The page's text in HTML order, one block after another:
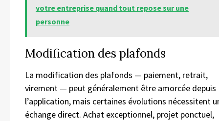
votre entreprise quand tout repose sur une
personne
Modification des plafonds
La modification des plafonds — paiement, retrait,
virement — peut généralement être amorcée depuis
l’application, mais certaines évolutions nécessitent
échange direct. Achat exceptionnel, projet ponctuel,